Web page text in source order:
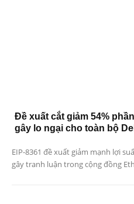
Đề xuất cắt giảm 54%
gây lo ngại cho toàn bộ
EIP-8361 đề xuất giảm mạnh lợi
gây tranh luận trong cộng đồng